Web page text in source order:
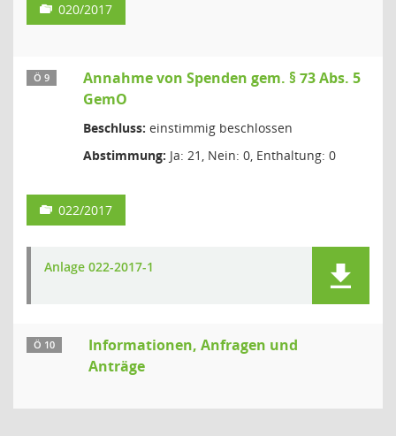
020/2017
Ö 9
Annahme von Spenden gem. § 73 Abs. 5
GemO
Beschluss: einstimmig beschlossen
Abstimmung: Ja: 21, Nein: 0, Enthaltung: 0
022/2017
Anlage 022-2017-1
Ö 10
Informationen, Anfragen und
Anträge